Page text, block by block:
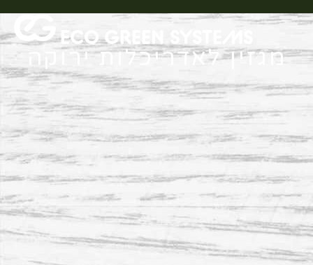
ECO GREEN SYSTEMS
מגזין לאדריכלות ירוקה